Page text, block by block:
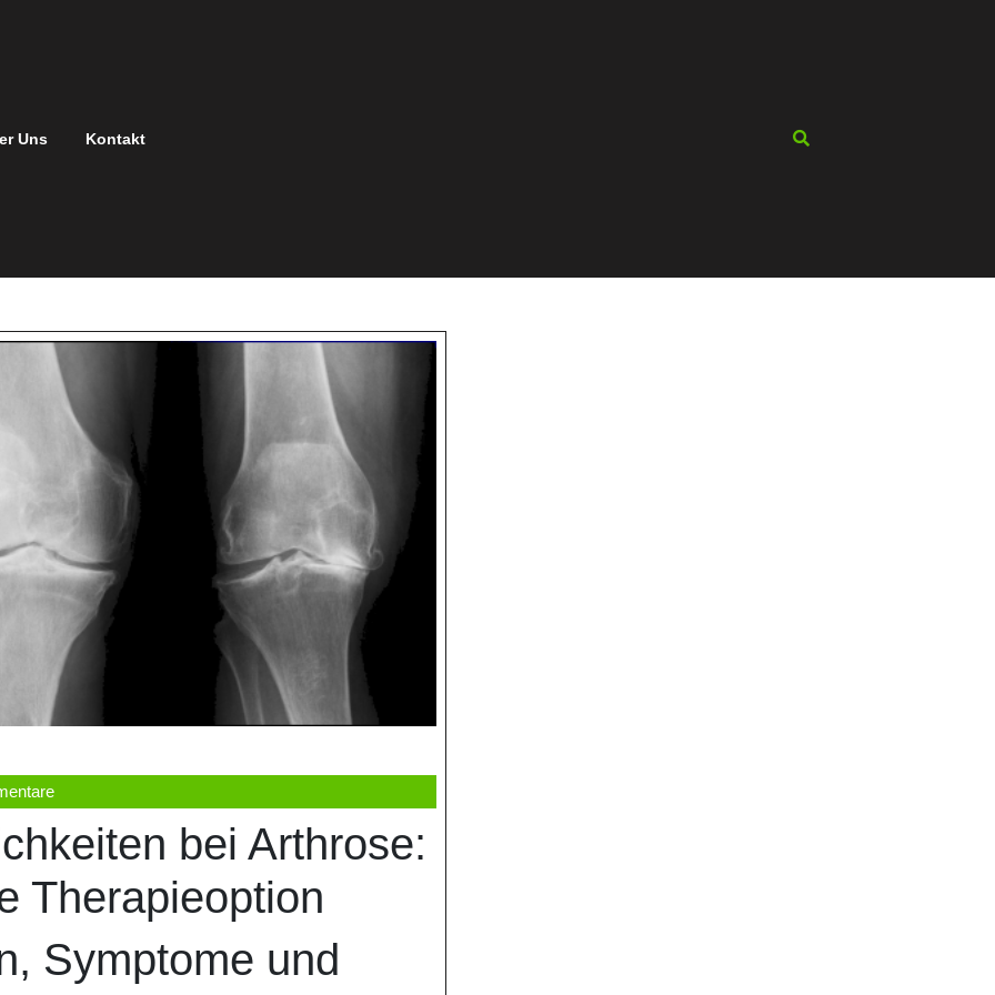
Uns Kontakt
bei Arthrose:
Therapieoption
Symptome und